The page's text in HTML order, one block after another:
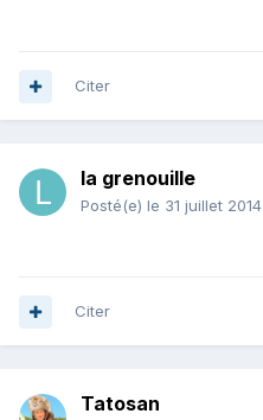
Citer
la grenouille
Posté(e) le 31 juillet 2014
Citer
Tatosan